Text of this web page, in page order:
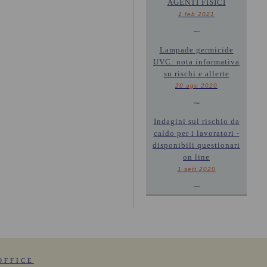
AGENTI FISICI
1 feb 2021
~
Lampade germicide
UVC: nota informativa
su rischi e allerte
20 ago 2020
~
Indagini sul rischio da
caldo per i lavoratori -
disponibili questionari
on line
1 sett 2020
~